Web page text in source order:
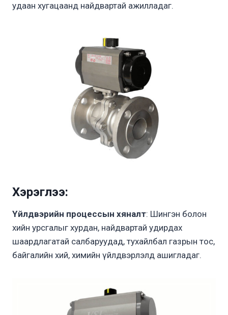
удаан хугацаанд найдвартай ажилладаг.
Хэрэглээ:
Үйлдвэрийн процессын хяналт: Шингэн болон
хийн урсгалыг хурдан, найдвартай удирдах
шаардлагатай салбаруудад, тухайлбал газрын тос,
байгалийн хий, химийн үйлдвэрлэлд ашигладаг.